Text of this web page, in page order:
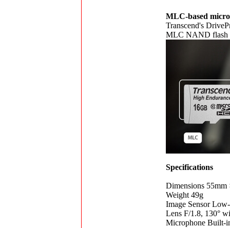
MLC-based
Transcend's
MLC NAND flash
Specifications
Dimensions
Weight 49g
Image Sensor
Lens F/1.8, 130°
Microphone Built-